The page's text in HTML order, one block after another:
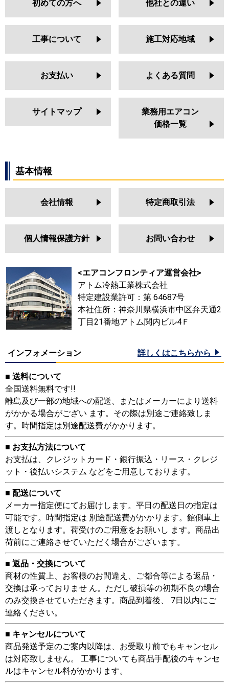
初めての方へ 他社との違い
工事について 施工対応地域
お支払い よくある質問
サイトマップ
業務用エアコン
価格一覧
基本情報
会社情報 特定商取引法
個人情報保護方針 お問い合わせ
<エアコンフロンティア運営会社>
アトム冷熱工業株式会社
特定建設業許可：第 64687号
本社住所：神奈川県横浜市中区弁天通2
丁目21番地アトム関内ビル4Ｆ
インフォメーション 詳しくはこちらから
■ 送料について
全国送料無料です!!
離島及び一部の地域への配送、またはメーカーにより送料
がかかる場合がござい ます。その際は別途ご連絡致しま
す。時間指定は別途配送費がかかります。
■ お支払方法について
お支払は、クレジットカード・銀行振込・リース・クレジ
ット・後払いシステム などをご用意しております。
■ 配送について
メーカー指定便にてお届けします。平日の配送日の指定は
可能です。時間指定は 別途配送費がかかります。館側車上
渡しとなります。荷受けのご用意をお願いし ます。商品出
荷前にご連絡させていただく場合がございます。
■ 返品・交換について
商材の性質上、お客様のお間違え、ご都合等による返品・
交換は承っておりませ ん。ただし破損等の初期不良の場合
のみ交換させていただきます。商品到着後、 7日以内にご
連絡ください。
■ キャンセルについて
商品発送予定のご案内以降は、お受取り前でもキャンセル
は対応致しません。 工事についても商品手配後のキャンセ
ルはキャンセル料がかかります。